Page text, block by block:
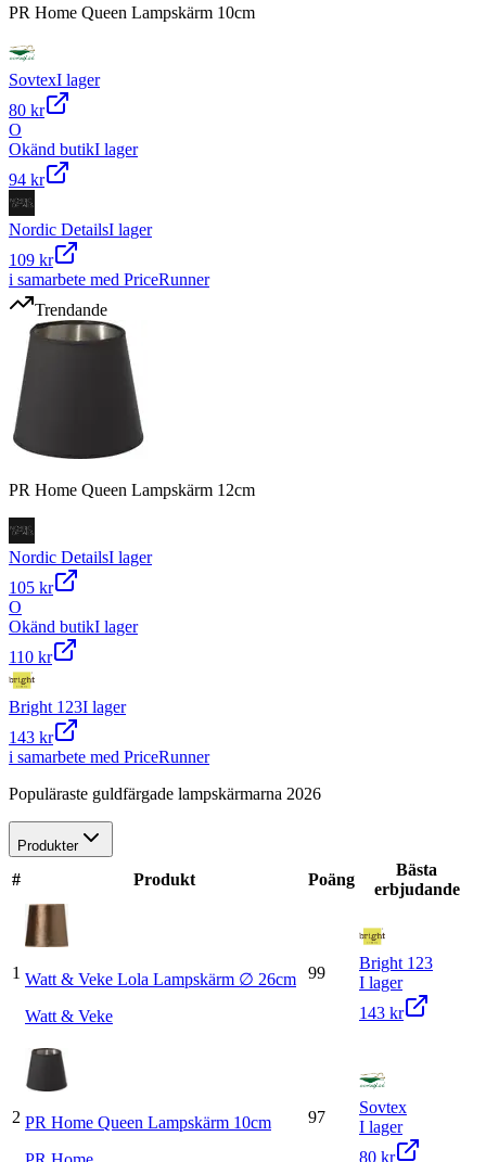
PR Home Queen Lampskärm 10cm
SovtexI lager
80 kr
O
Okänd butikI lager
94 kr
Nordic DetailsI lager
109 kr
i samarbete med PriceRunner
Trendande
PR Home Queen Lampskärm 12cm
Nordic DetailsI lager
105 kr
O
Okänd butikI lager
110 kr
Bright 123I lager
143 kr
i samarbete med PriceRunner
Populäraste guldfärgade lampskärmarna 2026
Produkter
# Produkt Poäng
Bästa
erbjudande
1 Watt & Veke Lola Lampskärm ∅ 26cm
Watt & Veke
99
Bright 123
I lager
143 kr
2 PR Home Queen Lampskärm 10cm
97
Sovtex
I lager
80 kr